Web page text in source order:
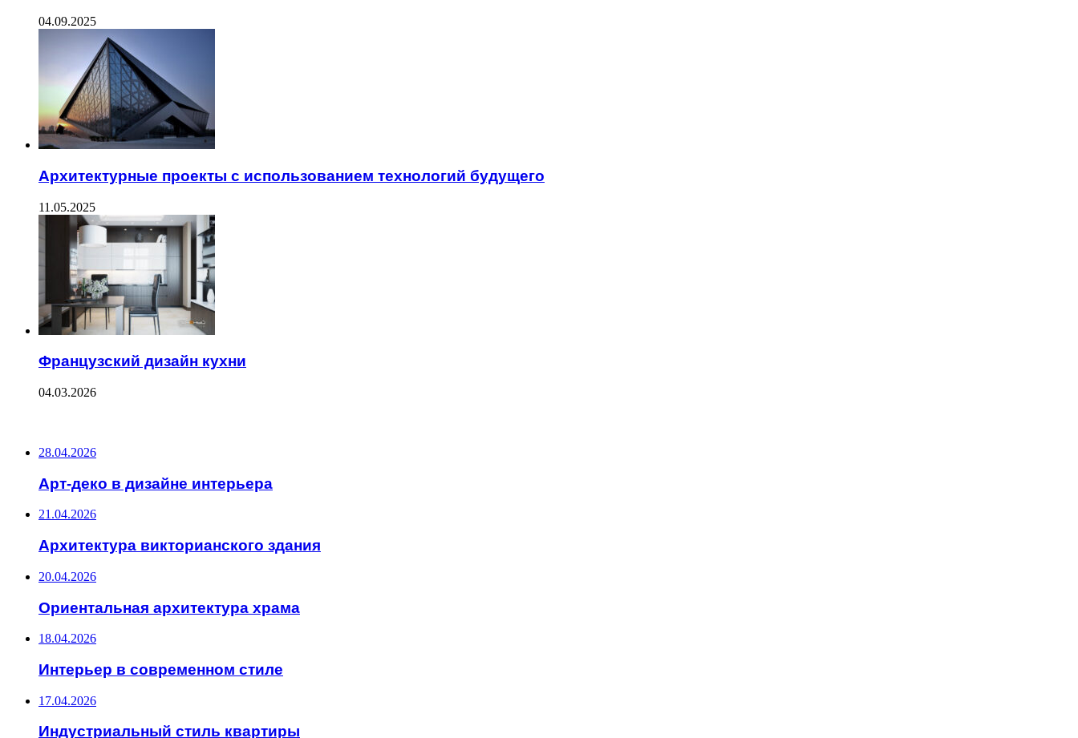
04.09.2025
Архитектурные проекты с использованием технологий будущего
11.05.2025
Французский дизайн кухни
04.03.2026
28.04.2026
Арт-деко в дизайне интерьера
21.04.2026
Архитектура викторианского здания
20.04.2026
Ориентальная архитектура храма
18.04.2026
Интерьер в современном стиле
17.04.2026
Индустриальный стиль квартиры